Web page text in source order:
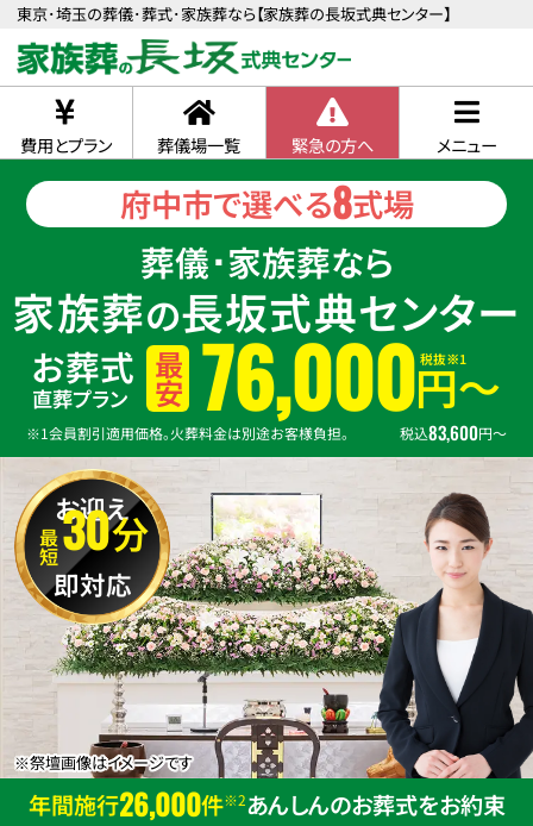
東京･埼玉の葬儀･葬式･家族葬なら【家族葬の長坂式典センター】
費用とプラン 葬儀場一覧 緊急の方へ メニュー
府中市で選べる8式場
葬儀･家族葬なら
家族葬の長坂式典センター
お葬式
直葬プラン 最安 76,000円〜
税抜※1
※1会員割引適用価格。火葬料金は別途お客様負担。 税込83,600円〜
お迎え
最短30分
即対応
※祭壇画像はイメージです
年間施行26,000件※2あんしんのお葬式をお約束